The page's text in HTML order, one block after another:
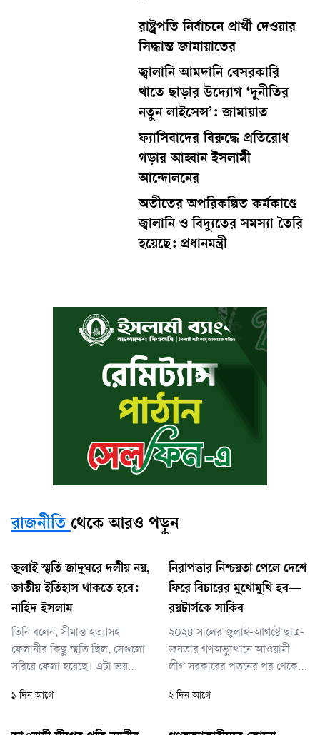
রাষ্ট্রপতি নির্বাচনে প্রার্থী দেওয়ার
সিদ্ধান্ত জামায়াতের
জ্বালানি আমদানি বেসরকারি
খাতে ছাড়ার উদ্যোগ ‘দুনীতির
নতুন লাইসেন্স’: জামায়াত
ফ্যাসিবাদের বিরুদ্ধে প্রতিরোধ
গড়ার আহ্বান ইসলামী
আন্দোলনের
অতীতের অপরিকল্পিত কর্মকাণ্ডে
জ্বালানি ও বিদ্যুতের সমস্যা তৈরি
হয়েছে: প্রধানমন্ত্রী
রাজনীতি থেকে আরও পড়ুন
জুলাই স্মৃতি জাদুঘরে দলীয় নয়,
জাতীয় ইতিহাস থাকতে হবে:
নাহিদ ইসলাম
তিনি বলেন, সীমান্ত হত্যাসহ
ফেলানীর কিছু স্মৃতি ছিল, সেগুলো
সরিয়ে ফেলা হয়েছে। এটা ভয়
জানা নেই। সরিয়ে দিয়ে তারা
১ দিন আগে
নিরাপত্তার নিশ্চয়তা পেলে দেশে
ফিরে বিচারের মুখোমুখি হব—
রয়টার্সকে সাকিব
২০২৪ সালের জুলাই-আগস্টে ছাত্র-
জনতার গণঅভ্যুত্থানে আওয়ামী
লীগ সরকারের পতনের পর থেকে
৩৯ বছর বয়সী এই ক্রিকেট
২ দিন আগে